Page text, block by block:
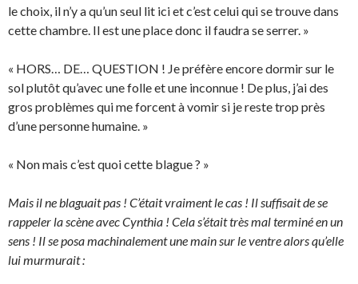
le choix, il n’y a qu’un seul lit ici et c’est celui qui se trouve dans
cette chambre. Il est une place donc il faudra se serrer. »
« HORS… DE… QUESTION ! Je préfère encore dormir sur le
sol plutôt qu’avec une folle et une inconnue ! De plus, j’ai des
gros problèmes qui me forcent à vomir si je reste trop près
d’une personne humaine. »
« Non mais c’est quoi cette blague ? »
Mais il ne blaguait pas ! C’était vraiment le cas ! Il suffisait de se
rappeler la scène avec Cynthia ! Cela s’était très mal terminé en un
sens ! Il se posa machinalement une main sur le ventre alors qu’elle
lui murmurait :